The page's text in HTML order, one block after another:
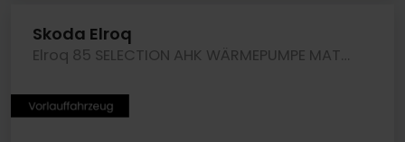
Skoda Elroq
Elroq 85 SELECTION AHK WÄRMEPUMPE MATRIXLED